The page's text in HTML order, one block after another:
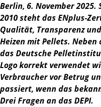
Berlin, 6. November
2010 steht das ENplus-
Qualität, Transparenz
Heizen mit Pellets.
das Deutsche
Logo korrekt verwendet
Verbraucher vor Betrug
passiert, wenn das
Drei Fragen an das DEPI.